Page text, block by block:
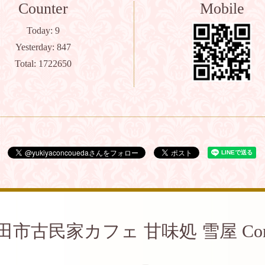
Counter
Today: 9
Yesterday: 847
Total: 1722650
Mobile
市古民家カフェ 甘味処 雪屋